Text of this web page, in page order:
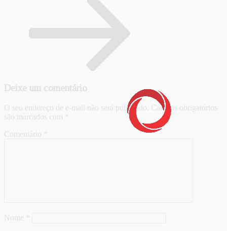
Deixe um comentário
O seu endereço de e-mail não será publicado. Campos obrigatórios
são marcados com
Comentário
Nome